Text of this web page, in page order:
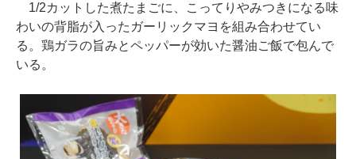
1/2カットした煮たまごに、こってりやみつきになる味
わいの背脂が入ったガーリックマヨを組み合わせてい
る。鶏ガラの旨みとペッパーが効いた醤油ご飯で包んで
いる。